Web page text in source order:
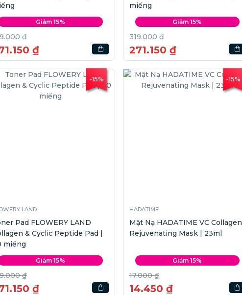
Giảm 15%
₫
₫
miếng
Giảm 15%
319.000 ₫
271.150 ₫
-15%
LAND
Pad FLOWERY LAND
& Cyclic Peptide Pad |
miếng
Giảm 15%
₫
₫
-15%
HADATIME
Mặt Nạ HADATIME VC Collagen
Rejuvenating Mask | 23ml
Giảm 15%
17.000 ₫
14.450 ₫